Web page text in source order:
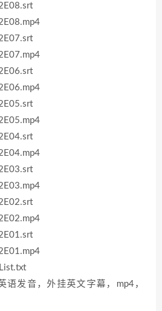
语发音，外挂英文字幕，mp4，